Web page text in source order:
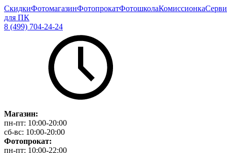
СкидкиФотомагазинФотопрокатФотошколаКомиссионка
для ПК
8 (499) 704-24-24
Магазин:
пн-пт: 10:00-20:00
сб-вс: 10:00-20:00
Фотопрокат:
пн-пт: 10:00-22:00